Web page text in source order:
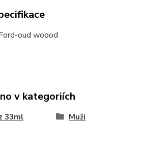
oud woood
v kategoriích
33ml Muži